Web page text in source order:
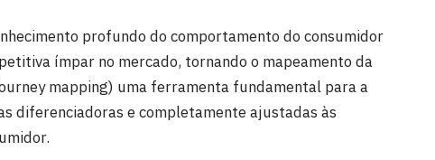
profundo do comportamento do consumidor
ímpar no mercado, tornando o mapeamento da
mapping) uma ferramenta fundamental para a
diferenciadoras e completamente ajustadas às